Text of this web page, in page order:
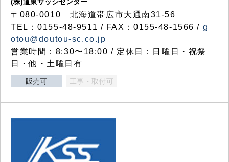
〒080-0010 北海道帯広市大通南31-56
TEL：0155-48-9511 / FAX：0155-48-1566 / g
otou@doutou-sc.co.jp
営業時間：8:30〜18:00 / 定休日：日曜日・祝祭
日・他・土曜日有
販売可 工事・取付可